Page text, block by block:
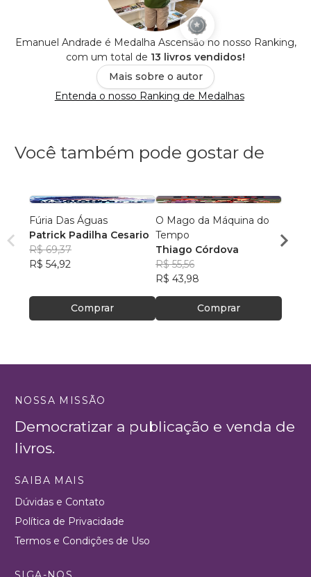
Emanuel Andrade é Medalha Ascensão no nosso Ranking,
com um total de 13 livros vendidos!
Mais sobre o autor
Entenda o nosso Ranking de Medalhas
Você também pode gostar de
Fúria Das Águas
Patrick Padilha Cesario
R$ 69,37
R$ 54,92
Comprar
O Mago da Máquina do
Tempo
Thiago Córdova
R$ 55,56
R$ 43,98
Comprar
NOSSA MISSÃO
Democratizar a publicação e venda de
livros.
SAIBA MAIS
Dúvidas e Contato
Política de Privacidade
Termos e Condições de Uso